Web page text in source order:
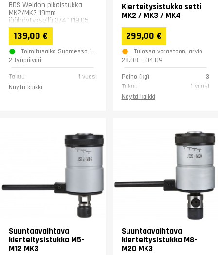
BDS Weldon pikaistukka
MK2/MK3 19mm
jäähdytyksellä 3/4" (19,05
mm)
139,00 €
Toimitusaika Suomessa 1-
2 työpäivää
Takuu
1 vuosi
Näytä kaikki
Kierteitysistukka setti
MK2 / MK3 / MK4
299,00 €
Tulossa varastoon, arvio
28.08. - 04.09.
Paino (kg)
3
Takuu
1 vuosi
Näytä kaikki
Suuntaavaihtava
kierteitysistukka M5-
M12 MK3
Suuntaavaihtava
kierteitysistukka M8-
M20 MK3